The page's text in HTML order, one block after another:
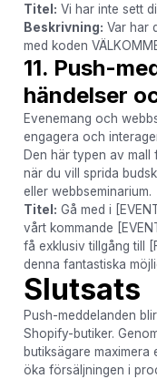
Titel: Vi har inte sett
Beskrivning: Var har
med koden
11. Push-
händelser
Evenemang och
engagera och
Den här typen av
när du vill sprida
eller webbseminarium.
Titel: Gå med i
vårt kommande
få exklusiv tillgång till
denna fantastiska
Slutsats
Push-meddelanden
Shopify-butiker.
butiksägare
öka försäljningen i